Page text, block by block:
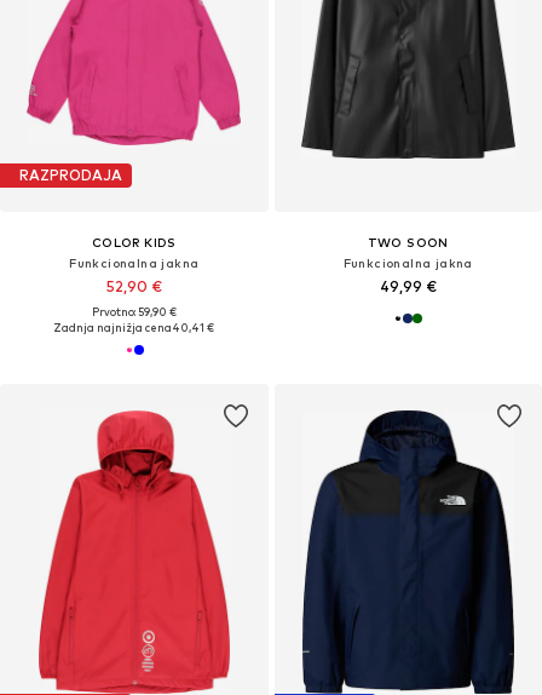
RAZPRODAJA
COLOR KIDS
Funkcionalna jakna
52,90 €
Prvotno: 59,90 €
Zadnja najnižja cena40,41 €
TWO SOON
Funkcionalna jakna
49,99 €